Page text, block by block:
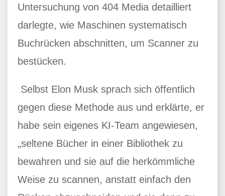
Untersuchung von 404 Media detailliert
darlegte, wie Maschinen systematisch
Buchrücken abschnitten, um Scanner zu
bestücken.
Selbst Elon Musk sprach sich öffentlich
gegen diese Methode aus und erklärte, er
habe sein eigenes KI-Team angewiesen,
„seltene Bücher in einer Bibliothek zu
bewahren und sie auf die herkömmliche
Weise zu scannen, anstatt einfach den